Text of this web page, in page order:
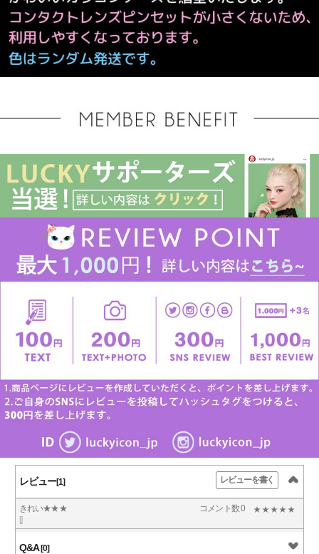
レビュー[1]
きれい★★★
[]
コメント数 0
レビューを書く
Q&A[0]